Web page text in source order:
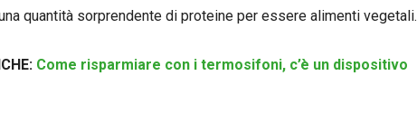
quantità sorprendente di proteine per essere alimenti vegetali.
Come risparmiare con i termosifoni, c’è un dispositivo